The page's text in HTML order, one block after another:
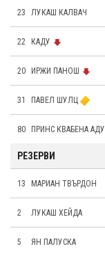
23 ЛУКАШ КАЛВАЧ
22 КАДУ
20 ИРЖИ ПАНОШ
31 ПАВЕЛ ШУЛЦ
80 ПРИНС КВАБЕНА АДУ
РЕЗЕРВИ
13 МАРИАН ТВЪРДОН
2 ЛУКАШ ХЕЙДА
5 ЯН ПАЛУСКА